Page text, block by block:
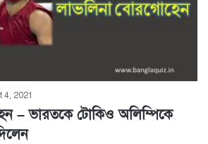
4, 2021
– ভারতকে টোকিও অলিম্পিকে